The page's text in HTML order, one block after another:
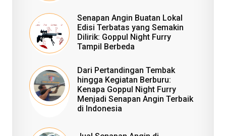
Senapan Angin Buatan Lokal
Edisi Terbatas yang Semakin
Dilirik: Goppul Night Furry
Tampil Berbeda
Dari Pertandingan Tembak
hingga Kegiatan Berburu:
Kenapa Goppul Night Furry
Menjadi Senapan Angin Terbaik
di Indonesia